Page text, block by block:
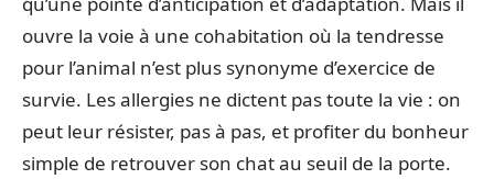
ouvre la voie à une cohabitation où la tendresse
pour l’animal n’est plus synonyme d’exercice de
survie. Les allergies ne dictent pas toute la vie : on
peut leur résister, pas à pas, et profiter du bonheur
simple de retrouver son chat au seuil de la porte.